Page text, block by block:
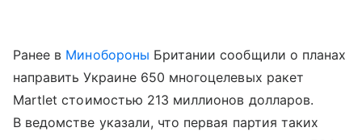
Ранее в Минобороны Британии сообщили о планах
направить Украине 650 многоцелевых ракет
Martlet стоимостью 213 миллионов долларов.
В ведомстве указали, что первая партия таких